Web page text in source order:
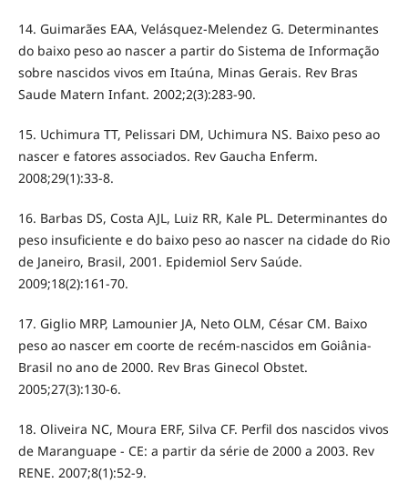
14. Guimarães EAA, Velásquez-Melendez G. Determinantes
do baixo peso ao nascer a partir do Sistema de Informação
sobre nascidos vivos em Itaúna, Minas Gerais. Rev Bras
Saude Matern Infant. 2002;2(3):283-90.
15. Uchimura TT, Pelissari DM, Uchimura NS. Baixo peso ao
nascer e fatores associados. Rev Gaucha Enferm.
2008;29(1):33-8.
16. Barbas DS, Costa AJL, Luiz RR, Kale PL. Determinantes do
peso insuficiente e do baixo peso ao nascer na cidade do Rio
de Janeiro, Brasil, 2001. Epidemiol Serv Saúde.
2009;18(2):161-70.
17. Giglio MRP, Lamounier JA, Neto OLM, César CM. Baixo
peso ao nascer em coorte de recém-nascidos em Goiânia-
Brasil no ano de 2000. Rev Bras Ginecol Obstet.
2005;27(3):130-6.
18. Oliveira NC, Moura ERF, Silva CF. Perfil dos nascidos vivos
de Maranguape - CE: a partir da série de 2000 a 2003. Rev
RENE. 2007;8(1):52-9.